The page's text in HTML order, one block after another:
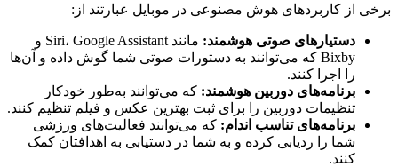
برخی از کاربردهای هوش مصنوعی در موبایل عبارتند از:
دستیارهای صوتی هوشمند:
مانند Siri، Google Assistant و
Bixby که می‌توانند به دستورات صوتی شما گوش داده و آن‌ها
را اجرا کنند.
برنامه‌های دوربین هوشمند: که می‌توانند به‌طور خودکار
تنظیمات دوربین را برای ثبت بهترین عکس و فیلم تنظیم کنند.
برنامه‌های تناسب اندام: که می‌توانند فعالیت‌های ورزشی
شما را ردیابی کرده و به شما در دستیابی به اهدافتان کمک
کنند.